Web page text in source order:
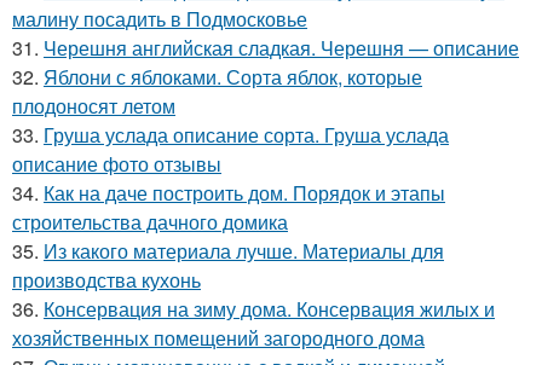
малину посадить в Подмосковье
31. Черешня английская сладкая. Черешня — описание
32. Яблони с яблоками. Сорта яблок, которые
плодоносят летом
33. Груша услада описание сорта. Груша услада
описание фото отзывы
34. Как на даче построить дом. Порядок и этапы
строительства дачного домика
35. Из какого материала лучше. Материалы для
производства кухонь
36. Консервация на зиму дома. Консервация жилых и
хозяйственных помещений загородного дома